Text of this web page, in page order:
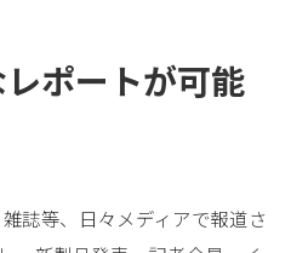
ポートが可能
誌等、日々メディアで報道さ